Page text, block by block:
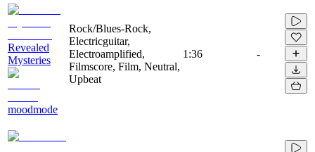
Revealed
Mysteries
moodmode
Rock/Blues-Rock,
Electricguitar,
Electroamplified,
Filmscore, Film, Neutral,
Upbeat
1:36 -